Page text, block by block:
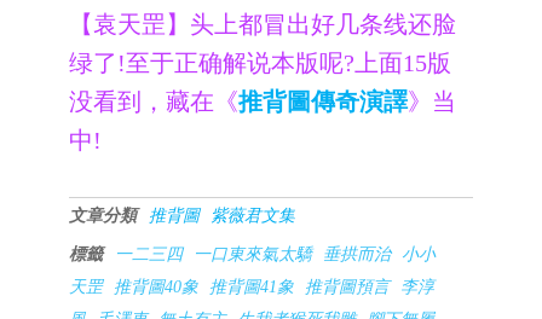
【袁天罡】头上都冒出好几条线还脸
绿了!至于正确解说本版呢?上面15版
没看到，藏在《推背圖傳奇演譯》当
中!
文章分類 推背圖 紫薇君文集
標籤 一二三四 一口東來氣太驕 垂拱而治
小小
天罡
推背圖40象 推背圖41象 推背圖預言
李淳